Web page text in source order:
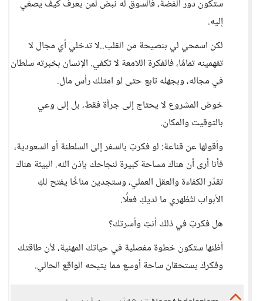
ستكون دور الفضة، فالسوق له نبض لمن يعرف كيف يصغي
إليه.
لكن اسمحي لي بنصيحة من القلب..لا تدخلي أي مجال لا
تفهمينه تمامًا، فالفكرة اللامعة لا تكفي. الإنسان بخبرته سلطان
في مجاله، وبجهله تابع حتى لو امتلك رأس مال.
خوض المشروع لا يحتاج إلى جرأة فقط، بل إلى وعي
بالتوقيت والمكان.
وأقولها عن قناعة: لو فكرتِ بالسفر إلى السلطنة أو السعودية،
فأنا أرى أن هناك مساحة كبيرة لنجاحك بإذن الله. البيئة هناك
تقدّر الكفاءة والعقل العملي، وستجدين مناخًا يفتح لكِ
الأبواب لتُظهري ما لديكِ فعلًا.
هل فكرتِ في ذلك أنتِ وأسرتك؟
أظنها ستكون خطوة مفصلية في حياتك المهنية، لأن طاقتك
وفكرك يستحقان ساحة أوسع مما يتيحه الواقع الحالي.